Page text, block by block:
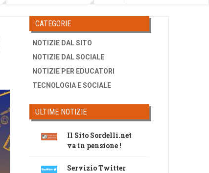
CATEGORIE
NOTIZIE DAL SITO
NOTIZIE DAL SOCIALE
NOTIZIE PER EDUCATORI
TECNOLOGIA E SOCIALE
ULTIME NOTIZIE
Il Sito Sordelli.net
va in pensione !
Servizio Twitter